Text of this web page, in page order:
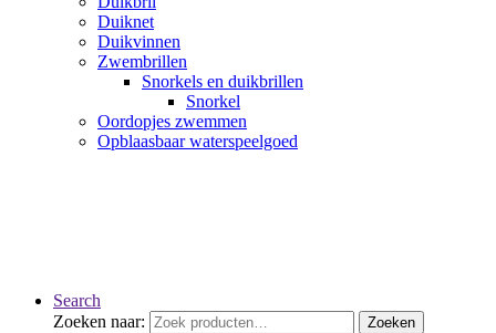
Duiknet
Duikvinnen
Zwembrillen
Snorkels en duikbrillen
Snorkel
Oordopjes zwemmen
Opblaasbaar waterspeelgoed
Search
Zoeken naar:
Zoeken